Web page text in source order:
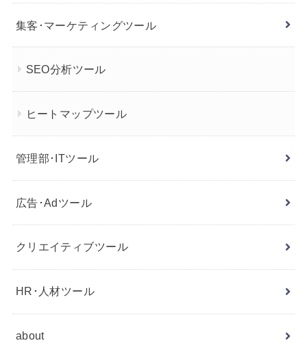
集客･マーケティングツール
SEO分析ツール
ヒートマップツール
管理部･ITツール
広告･Adツール
クリエイティブツール
HR･人材ツール
about